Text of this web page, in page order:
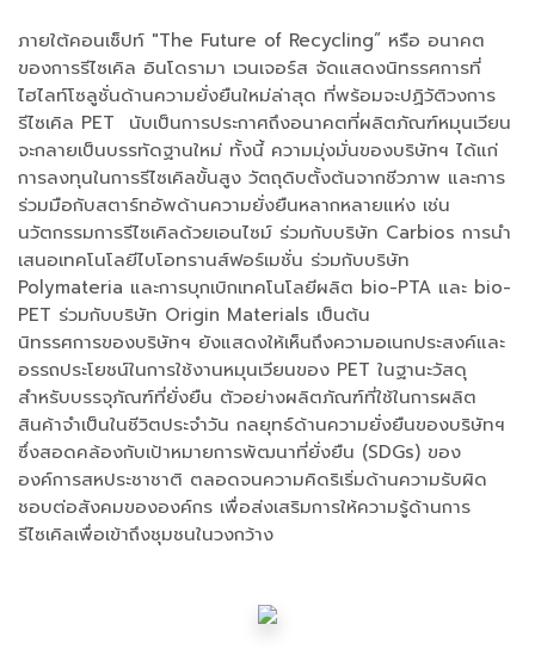
ภายใต้คอนเซ็ปท์ "The Future of Recycling” หรือ อนาคต
ของการรีไซเคิล อินโดรามา เวนเจอร์ส จัดแสดงนิทรรศการที่
ไฮไลท์โซลูชั่นด้านความยั่งยืนใหม่ล่าสุด ที่พร้อมจะปฏิวัติวงการ
รีไซเคิล PET นับเป็นการประกาศถึงอนาคตที่ผลิตภัณฑ์หมุนเวียน
จะกลายเป็นบรรทัดฐานใหม่ ทั้งนี้ ความมุ่งมั่นของบริษัทฯ ได้แก่
การลงทุนในการรีไซเคิลขั้นสูง วัตถุดิบตั้งต้นจากชีวภาพ และการ
ร่วมมือกับสตาร์ทอัพด้านความยั่งยืนหลากหลายแห่ง เช่น
นวัตกรรมการรีไซเคิลด้วยเอนไซม์ ร่วมกับบริษัท Carbios การนำ
เสนอเทคโนโลยีไบโอทรานส์ฟอร์เมชั่น ร่วมกับบริษัท
Polymateria และการบุกเบิกเทคโนโลยีผลิต bio-PTA และ bio-
PET ร่วมกับบริษัท Origin Materials เป็นต้น
นิทรรศการของบริษัทฯ ยังแสดงให้เห็นถึงความอเนกประสงค์และ
อรรถประโยชน์ในการใช้งานหมุนเวียนของ PET ในฐานะวัสดุ
สำหรับบรรจุภัณฑ์ที่ยั่งยืน ตัวอย่างผลิตภัณฑ์ที่ใช้ในการผลิต
สินค้าจำเป็นในชีวิตประจำวัน กลยุทธ์ด้านความยั่งยืนของบริษัทฯ
ซึ่งสอดคล้องกับเป้าหมายการพัฒนาที่ยั่งยืน (SDGs) ของ
องค์การสหประชาชาติ ตลอดจนความคิดริเริ่มด้านความรับผิด
ชอบต่อสังคมขององค์กร เพื่อส่งเสริมการให้ความรู้ด้านการ
รีไซเคิลเพื่อเข้าถึงชุมชนในวงกว้าง